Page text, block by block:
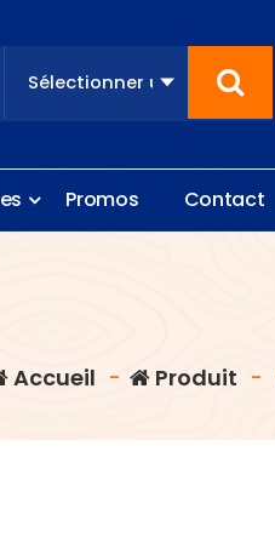
es Promos Contact
Accueil - Produit -